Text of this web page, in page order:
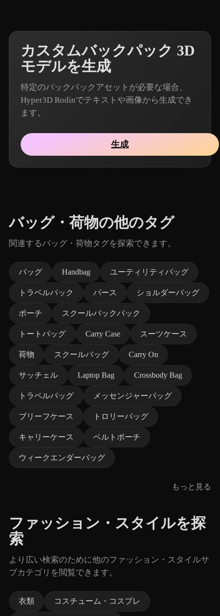
カスタムバックパック 3D
モデルを生成
特定のバックパックアセットが必要な場合、
Hyper3D Rodinでテキストや画像から生成でき
ます。
生成
バッグ・荷物の他のタグ
関連するバッグ・荷物タグを探索できます。
バッグ Handbag ユーティリティバッグ
トラベルパック パース ショルダーバッグ
ポーチ スクールバックパック
トートバッグ Carry Case スーツケース
荷物 スクールバッグ Carry On
サッチェル Laptop Bag Crossbody Bag
トラベルバッグ メッセンジャーバッグ
ブリーフケース トロリーバッグ
キャリーケース ベルトポーチ
ウィークエンダーバッグ
もっと見る
ファッション・スタイルを探
索
より広い検索のために他のファッション・スタイルサ
ブカテゴリを閲覧できます。
衣類 コスチューム・コスプレ